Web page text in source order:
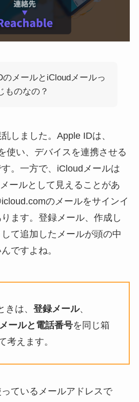
のメールとiCloudメールっ
ものなの？
しました。Apple IDは、
使い、デバイスを連携させる
。一方で、iCloudメールは
ールとして見えることがあ
のメールをサインイ
ます。登録メール、作成し
て追加したメールが頭の中
ですよね。
は、 登録メール、
メールと電話番号を同じ箱
考えます。
ているメールアドレスで